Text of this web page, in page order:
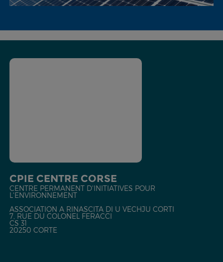
CPIE CENTRE CORSE
CENTRE PERMANENT D'INITIATIVES POUR
L'ENVIRONNEMENT
ASSOCIATION A RINASCITA DI U VECHJU CORTI
7, RUE DU COLONEL FERACCI
CS 31
20250 CORTE